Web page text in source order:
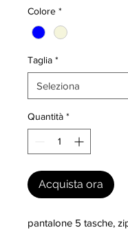
Colore *
Taglia *
Quantità *
Acquista ora
pantalone 5 tasche,